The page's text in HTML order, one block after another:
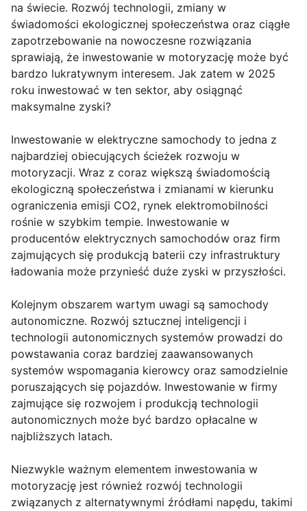
na świecie. Rozwój technologii, zmiany w
świadomości ekologicznej społeczeństwa oraz ciągłe
zapotrzebowanie na nowoczesne rozwiązania
sprawiają, że inwestowanie w motoryzację może być
bardzo lukratywnym interesem. Jak zatem w 2025
roku inwestować w ten sektor, aby osiągnąć
maksymalne zyski?
Inwestowanie w elektryczne samochody to jedna z
najbardziej obiecujących ścieżek rozwoju w
motoryzacji. Wraz z coraz większą świadomością
ekologiczną społeczeństwa i zmianami w kierunku
ograniczenia emisji CO2, rynek elektromobilności
rośnie w szybkim tempie. Inwestowanie w
producentów elektrycznych samochodów oraz firm
zajmujących się produkcją baterii czy infrastruktury
ładowania może przynieść duże zyski w przyszłości.
Kolejnym obszarem wartym uwagi są samochody
autonomiczne. Rozwój sztucznej inteligencji i
technologii autonomicznych systemów prowadzi do
powstawania coraz bardziej zaawansowanych
systemów wspomagania kierowcy oraz samodzielnie
poruszających się pojazdów. Inwestowanie w firmy
zajmujące się rozwojem i produkcją technologii
autonomicznych może być bardzo opłacalne w
najbliższych latach.
Niezwykle ważnym elementem inwestowania w
motoryzację jest również rozwój technologii
związanych z alternatywnymi źródłami napędu, takimi